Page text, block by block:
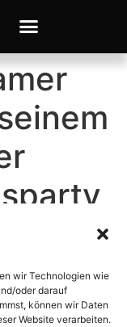
wir Technologien wie
oder darauf
können wir Daten
Website verarbeiten.